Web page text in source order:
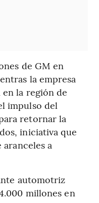
de GM en
la empresa
la región de
impulso del
retornar la
iniciativa que
a
automotriz
millones en